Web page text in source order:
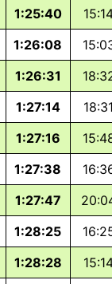
1:25:40
1:26:08
1:26:31
1:27:14 18:31
1:27:16
1:27:38
1:27:47
1:28:25
1:28:28